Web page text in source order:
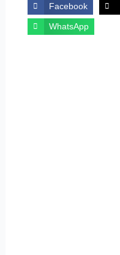
Facebook
WhatsApp